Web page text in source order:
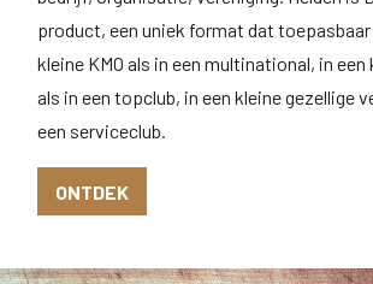
product, een uniek format dat
kleine KMO als in een multinational, in
als in een topclub, in een kleine gezellige
een serviceclub.
ONTDEK